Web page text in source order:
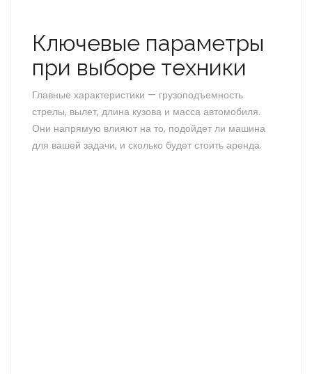
Ключевые параметры
при выборе техники
Главные характеристики — грузоподъемность
стрелы, вылет, длина кузова и масса автомобиля.
Они напрямую влияют на то, подойдет ли машина
для вашей задачи, и сколько будет стоить аренда.